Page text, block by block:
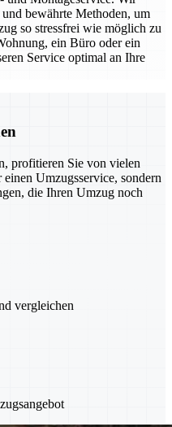
bewährte Methoden, um
so stressfrei wie möglich zu
ein Büro oder ein
Service optimal an Ihre
profitieren Sie von vielen
Umzugsservice, sondern
die Ihren Umzug noch
vergleichen